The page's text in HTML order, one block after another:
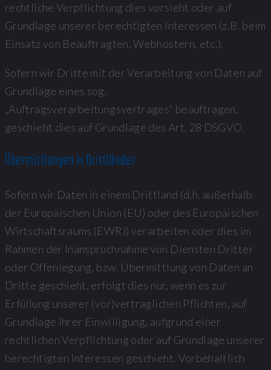
rechtliche Verpflichtung dies vorsieht oder auf
Grundlage unserer berechtigten Interessen (z.B. beim
Einsatz von Beauftragten, Webhostern, etc.).
Sofern wir Dritte mit der Verarbeitung von Daten auf
Grundlage eines sog.
„Auftragsverarbeitungsvertrages“ beauftragen,
geschieht dies auf Grundlage des Art. 28 DSGVO.
Übermittlungen in Drittländer
Sofern wir Daten in einem Drittland (d.h. außerhalb
der Europäischen Union (EU) oder des Europäischen
Wirtschaftsraums (EWR)) verarbeiten oder dies im
Rahmen der Inanspruchnahme von Diensten Dritter
oder Offenlegung, bzw. Übermittlung von Daten an
Dritte geschieht, erfolgt dies nur, wenn es zur
Erfüllung unserer (vor)vertraglichen Pflichten, auf
Grundlage Ihrer Einwilligung, aufgrund einer
rechtlichen Verpflichtung oder auf Grundlage unserer
berechtigten Interessen geschieht. Vorbehaltlich